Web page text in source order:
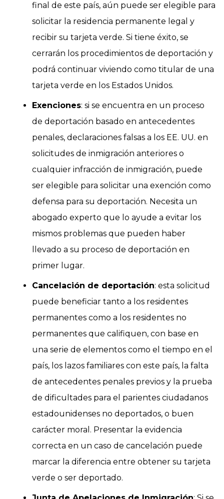
final de este país, aún puede ser elegible para
solicitar la residencia permanente legal y
recibir su tarjeta verde. Si tiene éxito, se
cerrarán los procedimientos de deportación y
podrá continuar viviendo como titular de una
tarjeta verde en los Estados Unidos.
Exenciones: si se encuentra en un proceso
de deportación basado en antecedentes
penales, declaraciones falsas a los EE. UU. en
solicitudes de inmigración anteriores o
cualquier infracción de inmigración, puede
ser elegible para solicitar una exención como
defensa para su deportación. Necesita un
abogado experto que lo ayude a evitar los
mismos problemas que pueden haber
llevado a su proceso de deportación en
primer lugar.
Cancelación de deportación: esta solicitud
puede beneficiar tanto a los residentes
permanentes como a los residentes no
permanentes que califiquen, con base en
una serie de elementos como el tiempo en el
país, los lazos familiares con este país, la falta
de antecedentes penales previos y la prueba
de dificultades para el parientes ciudadanos
estadounidenses no deportados, o buen
carácter moral. Presentar la evidencia
correcta en un caso de cancelación puede
marcar la diferencia entre obtener su tarjeta
verde o ser deportado.